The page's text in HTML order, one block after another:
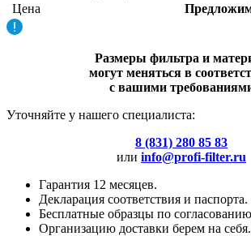
Цена
Размеры фильтра и
могут меняться в
с вашими
Уточняйте у нашего специалиста:
8 (831) 280 85 83
или info@profi-filter.ru
Гарантия 12 месяцев.
Декларация соответствия и паспорта.
Бесплатные образцы по
Организацию доставки берем на себя.